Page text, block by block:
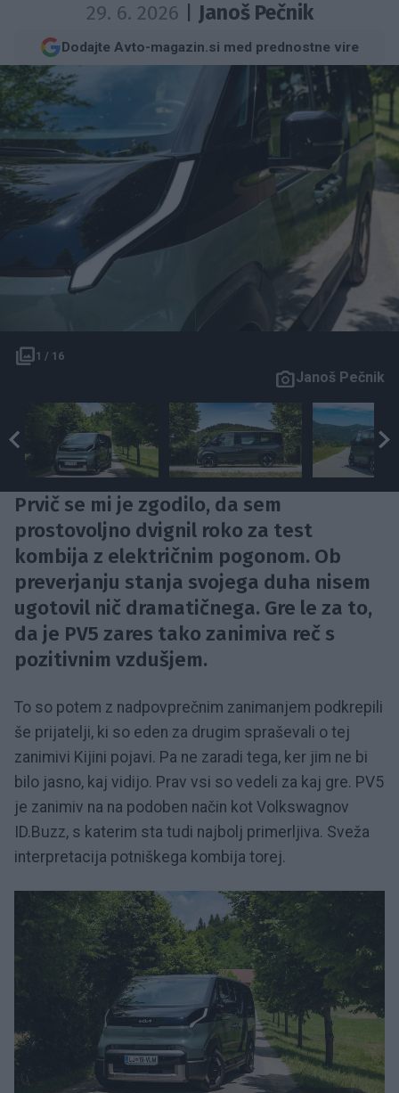
29. 6. 2026 Janoš Pečnik
Dodajte Avto-magazin.si med prednostne vire
1 / 16
Janoš Pečnik
Prvič se mi je zgodilo, da sem
prostovoljno dvignil roko za test
kombija z električnim pogonom. Ob
preverjanju stanja svojega duha nisem
ugotovil nič dramatičnega. Gre le za to,
da je PV5 zares tako zanimiva reč s
pozitivnim vzdušjem.
To so potem z nadpovprečnim zanimanjem podkrepili
še prijatelji, ki so eden za drugim spraševali o tej
zanimivi Kijini pojavi. Pa ne zaradi tega, ker jim ne bi
bilo jasno, kaj vidijo. Prav vsi so vedeli za kaj gre. PV5
je zanimiv na na podoben način kot Volkswagnov
ID.Buzz, s katerim sta tudi najbolj primerljiva. Sveža
interpretacija potniškega kombija torej.